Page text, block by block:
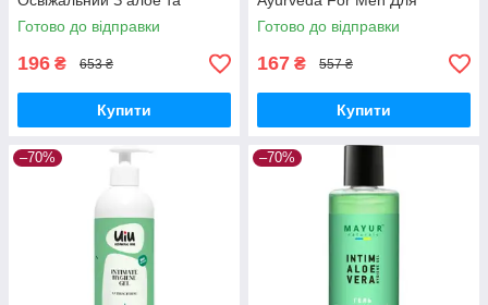
м&apos;ятою 300 мл
(8029241103761) - Краща
Готово до відправки
196 ₴ 653 ₴
Купити
чоловіків 300 мл
(4820164641828) - Краща
Готово до відправки
167 ₴ 557 ₴
Купити
–70% –70%